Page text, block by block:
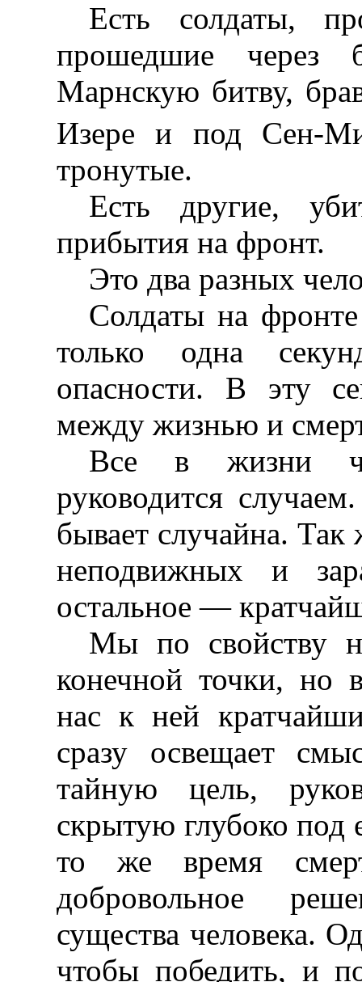
Есть солдаты,
прошедшие через
Марнскую битву,
Изере и под Сен-
тронутые.
Есть другие,
прибытия на фронт.
Это два разных
Солдаты на фронте
только одна
опасности. В эту
между жизнью и
Все в жизни
руководится
бывает случайна.
неподвижных и
остальное —
Мы по свойству
конечной точки, но
нас к ней
сразу освещает
тайную цель,
скрытую глубоко под
то же время
добровольное
существа человека.
чтобы победить, и